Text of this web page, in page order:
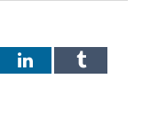
LinkedInTumblr